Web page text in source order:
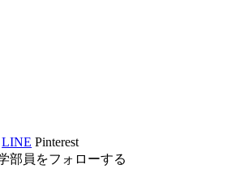
LINE Pinterest
部員をフォローする